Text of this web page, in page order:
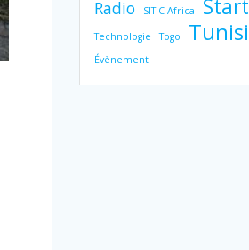
Radio SITIC Africa
Technologie Togo
Évènement